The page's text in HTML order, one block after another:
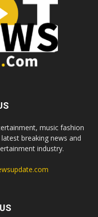
music fashion
breaking news and
industry.